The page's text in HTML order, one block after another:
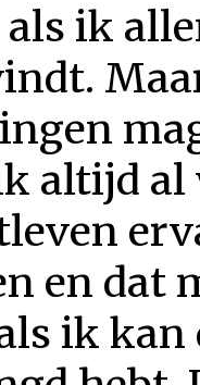
ik
altijd
en dat
ik kan